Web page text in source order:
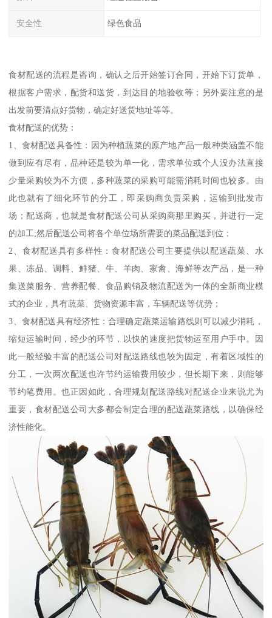
安全性 绿色食品
食材配送的流程是咨询，确认之后开始签订合同，开始下订货单，
根据客户需求，配货和送货，到达目的地验收等；另外要注意的是
出发前要清点好货物，确定好送货地址等等。
食材配送的优势：
1、食材配送具备性：因为种植蔬菜的原产地产品一般种类涵盖不能
做到应有尽有，品种还是较为单一化，需求单位或个人没办法直接
少量采购较为不方便，多种蔬菜的采购可能需消耗时间也较多。由
此也就有了细化环节的分工，即采购商负责采购，运输到批发市
场；配送商，也就是食材配送公司从采购商那里购买，并进行一定
的加工;然后配送公司将各个单位场所需要的菜品配送到位；
2、食材配送具有多样性：食材配送公司主要提供以配送蔬菜、水
果、冻品、调料、鲜猪、牛、羊肉、家禽、海鲜等农产品，是一种
集送菜服务、营养配餐、食品购销及物流配送为一体的全新商业模
式的企业，具有蔬菜、货物资源丰富，车辆配送等优势；
3、食材配送具有经济性：合理确定蔬菜运输路线则可以减少消耗，
缩短运输时间，经少的环节，以快的速度把货物运至用户手中。因
此一般经验丰富的配送公司对配送路线也较为固定，有着区域性的
分工，一次两次配送也许节约运输费用较少，但长期下来，则能够
节约笔费用。也正因如此，合理规划配送路线对配送企业来说尤为
重要，食材配送公司大多都会制定合理的配送蔬菜路线，以确保经
济性能化。